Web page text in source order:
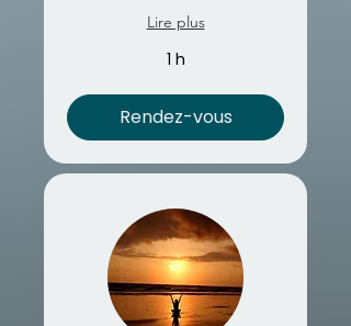
Lire plus
1 h
Rendez-vous